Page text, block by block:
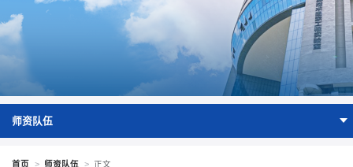
师资队伍
首页 > 师资队伍 > 正文